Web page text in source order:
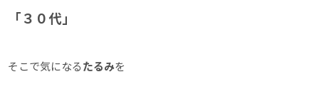
「３０代」
そこで気になるたるみを